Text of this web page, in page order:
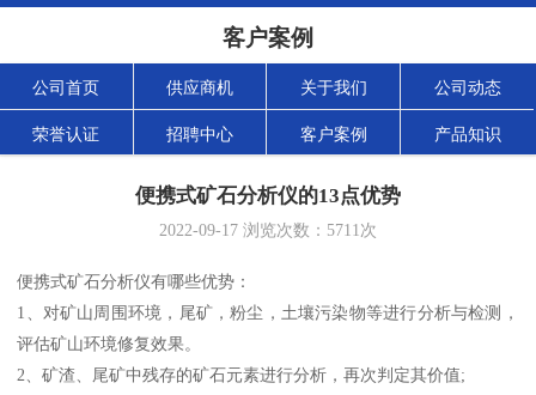
客户案例
公司首页 供应商机 关于我们 公司动态
荣誉认证 招聘中心 客户案例 产品知识
便携式矿石分析仪的13点优势
2022-09-17 浏览次数： 5711次
便携式矿石分析仪有哪些优势：
1、对矿山周围环境，尾矿，粉尘，土壤污染物等进行分析与检测，
评估矿山环境修复效果。
2、矿渣、尾矿中残存的矿石元素进行分析，再次判定其价值;